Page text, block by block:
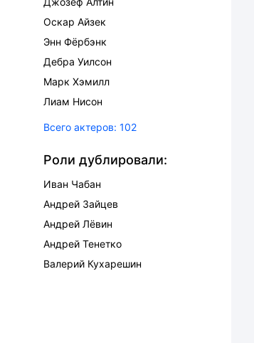
Оскар Айзек
Энн Фёрбэнк
Дебра Уилсон
Марк Хэмилл
Лиам Нисон
Всего актеров: 102
Роли дублировали:
Иван Чабан
Андрей Зайцев
Андрей Лёвин
Андрей Тенетко
Валерий Кухарешин